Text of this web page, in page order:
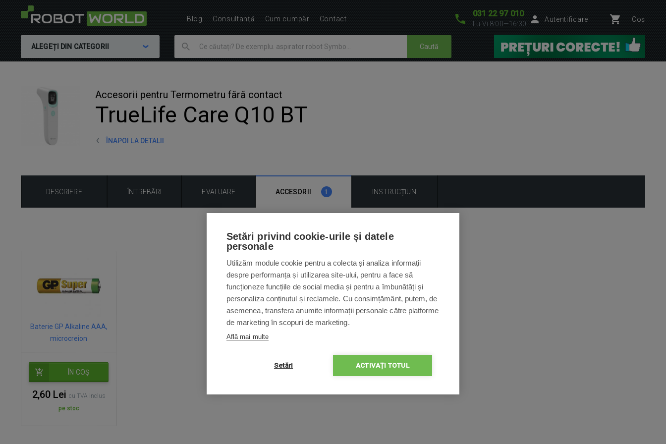
031 22 97 010
Lu-Vi 8:00—16:30
Autentificare Coș
ALEGEȚI DIN CATEGORII Caută
Accesorii pentru Termometru fără contact
TrueLife Care Q10 BT
ÎNAPOI LA DETALII
DESCRIERE ÎNTREBĂRI EVALUARE ACCESORII 1 INSTRUCȚIUNI
Baterie GP Alkaline AAA,
microcreion
ÎN COȘ
2,60 Lei cu TVA inclus
pe stoc
Blog Consultanță Cum cumpăr Contact
Setări privind cookie-urile și datele
personale
Utilizăm module cookie pentru a colecta și analiza informații
despre performanța și utilizarea site-ului, pentru a face să
funcționeze funcțiile de social media și pentru a îmbunătăți și
personaliza conținutul și reclamele. Cu consimțământ, putem, de
asemenea, transfera anumite informații personale către platforme
de marketing în scopuri de marketing.
Află mai multe
Setări ACTIVAȚI TOTUL